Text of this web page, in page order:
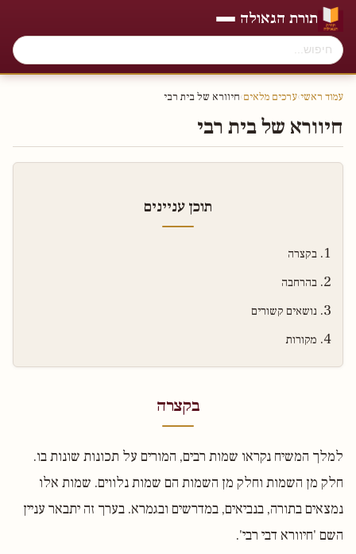
תורת הגאולה
עמוד ראשי›ערכים מלאים›חיוורא של בית רבי
חיוורא של בית רבי
תוכן עניינים
בקצרה
בהרחבה
נושאים קשורים
מקורות
בקצרה
למלך המשיח נקראו שמות רבים, המורים על תכונות שונות בו.
חלק מן השמות וחלק מן השמות הם שמות נלווים. שמות אלו
נמצאים בתורה, בנביאים, במדרשים ובגמרא. בערך זה יתבאר עניין
השם 'חיוורא דבי רבי'.